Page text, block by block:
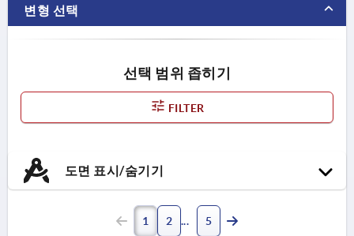
변형 선택
선택 범위 좁히기
FILTER
도면 표시/숨기기
1 2 5